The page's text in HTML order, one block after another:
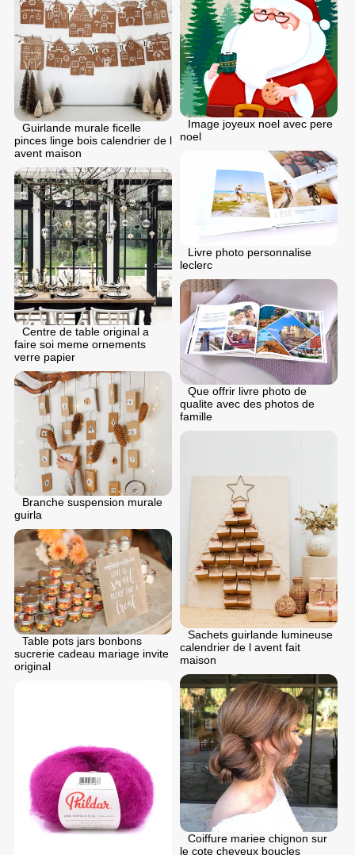
Image joyeux noel avec pere
noel
Guirlande murale ficelle
pinces linge bois calendrier de l
avent maison
Livre photo personnalise
leclerc
Centre de table original a
faire soi meme ornements
verre papier
Que offrir livre photo de
qualite avec des photos de
famille
Branche suspension murale
guirla
Sachets guirlande lumineuse
calendrier de l avent fait
maison
Table pots jars bonbons
sucrerie cadeau mariage invite
original
Coiffure mariee chignon sur
le cote cheveux boucles